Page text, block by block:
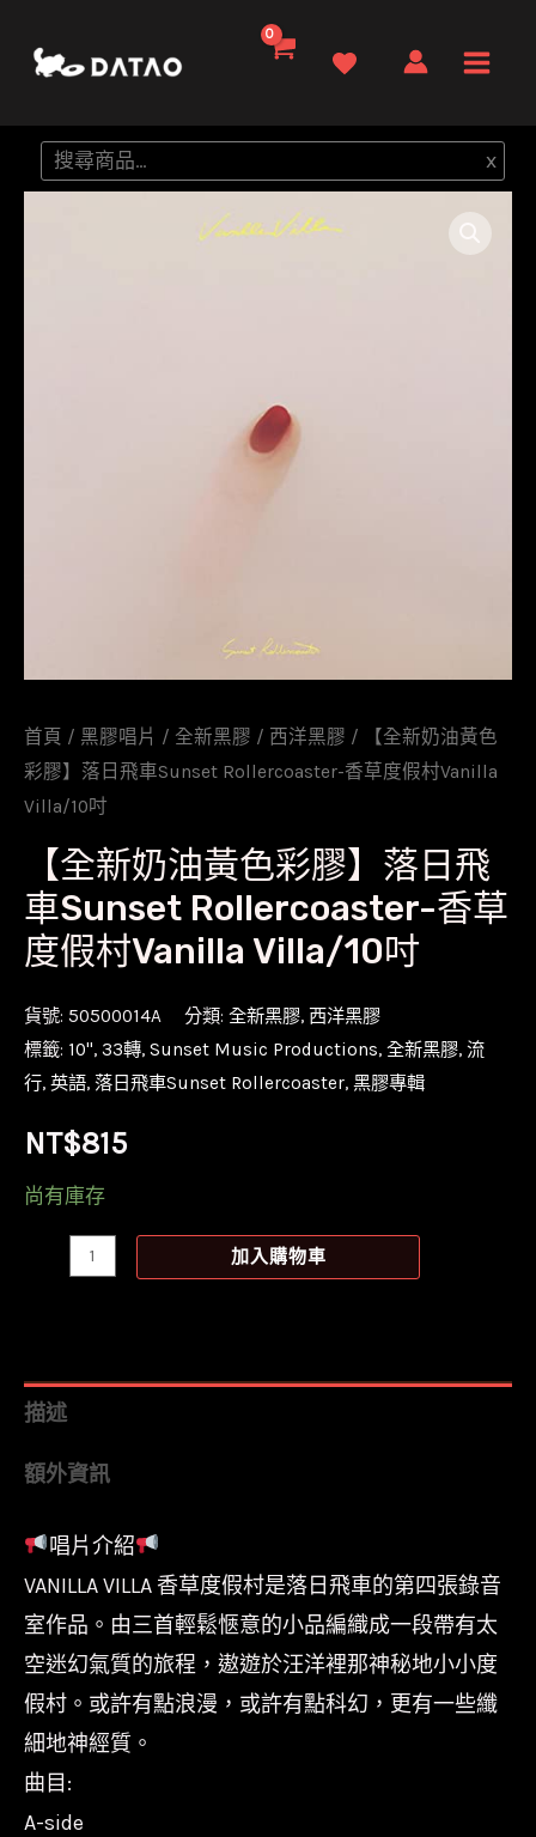
要
Menu
搜
尋
x
首頁 / 黑膠唱片 / 全新黑膠 / 西洋黑膠 / 【全新奶油黃色
彩膠】落日飛車Sunset Rollercoaster-香草度假村Vanilla
Villa/10吋
【全新奶油黃色彩膠】落日飛
車Sunset Rollercoaster-香草
度假村Vanilla Villa/10吋
貨號: 50500014A 分類: 全新黑膠, 西洋黑膠
標籤: 10'', 33轉, Sunset Music Productions, 全新黑膠, 流
行, 英語, 落日飛車Sunset Rollercoaster, 黑膠專輯
NT$815
尚有庫存
黃
彩
落
日
飛
車
Sunset
Rollercoaster-
香
加入購物車
描述
額外資訊
唱片介紹
VANILLA VILLA 香草度假村是落日飛車的第四張錄音
室作品。由三首輕鬆愜意的小品編織成一段帶有太
空迷幻氣質的旅程，遨遊於汪洋裡那神秘地小小度
假村。或許有點浪漫，或許有點科幻，更有一些纖
細地神經質。
曲目:
A-side